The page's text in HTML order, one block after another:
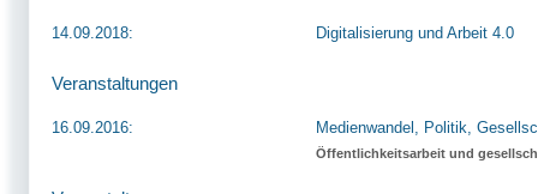
14.09.2018: Digitalisierung und Arbeit 4.0
Veranstaltungen
16.09.2016: Medienwandel, Politik,
Öffentlichkeitsarbeit und